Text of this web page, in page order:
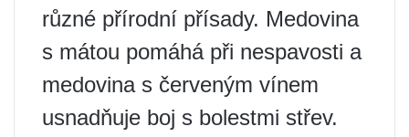
různé přírodní přísady. Medovina
s mátou pomáhá při nespavosti a
medovina s červeným vínem
usnadňuje boj s bolestmi střev.